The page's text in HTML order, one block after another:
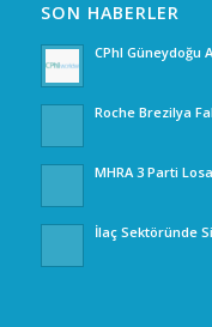
SON HABERLER
CPhI Güneydoğu
Roche Brezilya
MHRA 3 Parti
İlaç Sektöründe